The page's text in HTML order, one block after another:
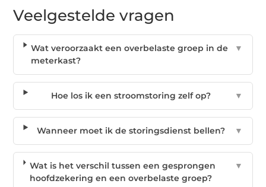
Veelgestelde vragen
Wat veroorzaakt een overbelaste groep in de
meterkast?
▼
Hoe los ik een stroomstoring zelf op? ▼
Wanneer moet ik de storingsdienst bellen? ▼
Wat is het verschil tussen een gesprongen
hoofdzekering en een overbelaste groep?
▼